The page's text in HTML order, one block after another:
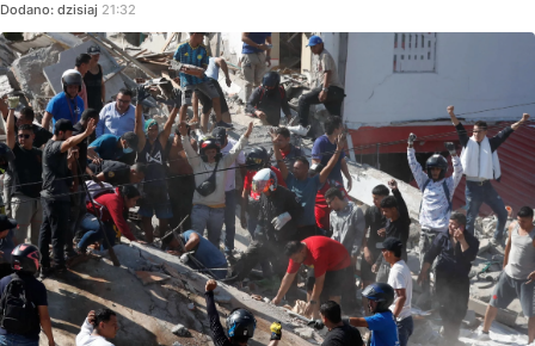
Dodano: dzisiaj 21:32